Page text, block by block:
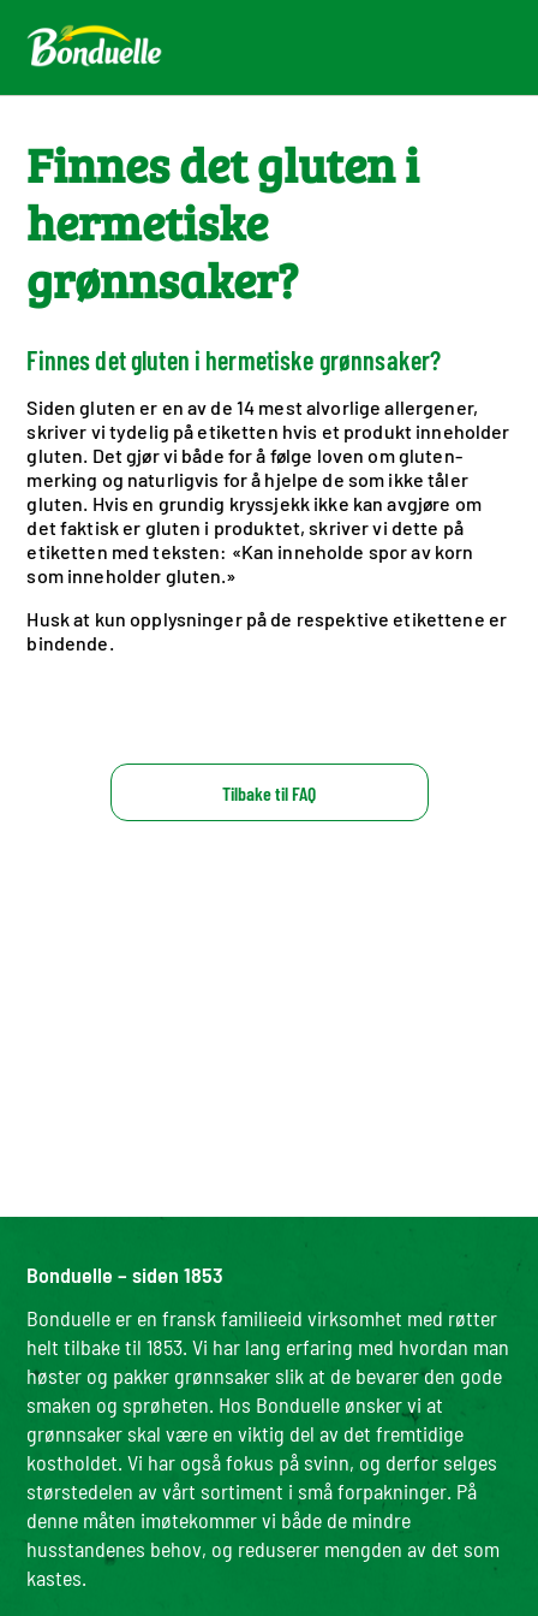
Finnes det gluten i
hermetiske
grønnsaker?
Finnes det gluten i hermetiske grønnsaker?
Siden gluten er en av de 14 mest alvorlige allergener,
skriver vi tydelig på etiketten hvis et produkt inneholder
gluten. Det gjør vi både for å følge loven om gluten-
merking og naturligvis for å hjelpe de som ikke tåler
gluten. Hvis en grundig kryssjekk ikke kan avgjøre om
det faktisk er gluten i produktet, skriver vi dette på
etiketten med teksten: «Kan inneholde spor av korn
som inneholder gluten.»
Husk at kun opplysninger på de respektive etikettene er
bindende.
Tilbake til FAQ
Bonduelle – siden 1853
Bonduelle er en fransk familieeid virksomhet med røtter
helt tilbake til 1853. Vi har lang erfaring med hvordan man
høster og pakker grønnsaker slik at de bevarer den gode
smaken og sprøheten. Hos Bonduelle ønsker vi at
grønnsaker skal være en viktig del av det fremtidige
kostholdet. Vi har også fokus på svinn, og derfor selges
størstedelen av vårt sortiment i små forpakninger. På
denne måten imøtekommer vi både de mindre
husstandenes behov, og reduserer mengden av det som
kastes.